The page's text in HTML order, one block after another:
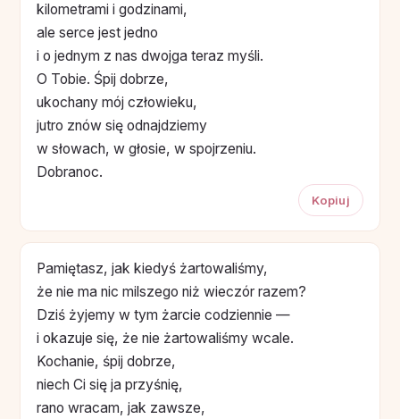
kilometrami i godzinami,
ale serce jest jedno
i o jednym z nas dwojga teraz myśli.
O Tobie. Śpij dobrze,
ukochany mój człowieku,
jutro znów się odnajdziemy
w słowach, w głosie, w spojrzeniu.
Dobranoc.
Kopiuj
Pamiętasz, jak kiedyś żartowaliśmy,
że nie ma nic milszego niż wieczór razem?
Dziś żyjemy w tym żarcie codziennie —
i okazuje się, że nie żartowaliśmy wcale.
Kochanie, śpij dobrze,
niech Ci się ja przyśnię,
rano wracam, jak zawsze,